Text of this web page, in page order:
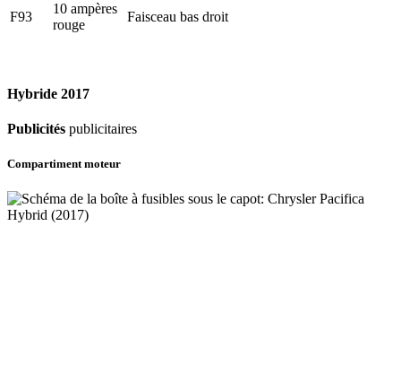
F93
10 ampères
rouge
Faisceau bas droit
Hybride 2017
Publicités publicitaires
Compartiment moteur